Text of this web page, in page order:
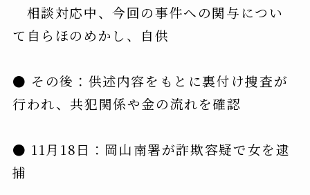
相談対応中、今回の事件への関与につい
て自らほのめかし、自供
● その後：供述内容をもとに裏付け捜査が
行われ、共犯関係や金の流れを確認
● 11月18日：岡山南署が詐欺容疑で女を逮
捕